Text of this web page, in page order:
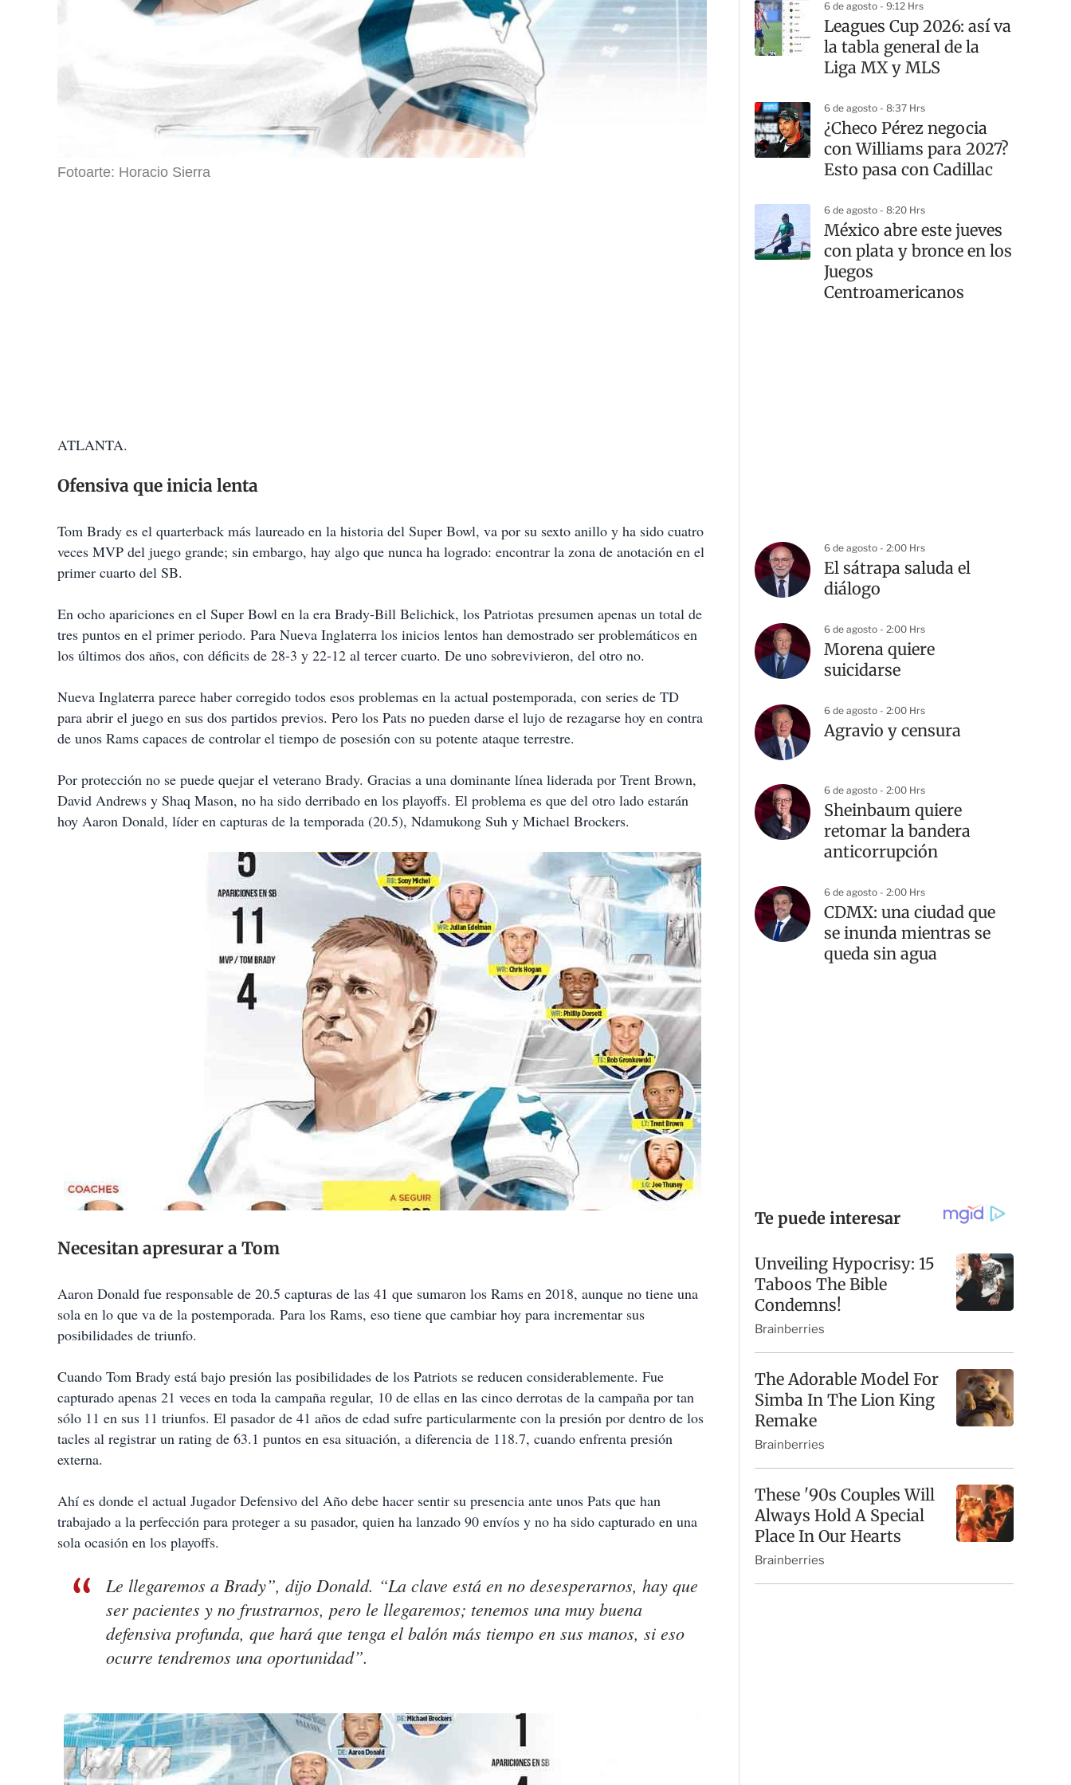
Fotoarte: Horacio Sierra
ATLANTA.
Ofensiva que inicia lenta
Tom Brady es el quarterback más laureado en la historia del Super Bowl, va por su sexto anillo y ha sido cuatro
veces MVP del juego grande; sin embargo, hay algo que nunca ha logrado: encontrar la zona de anotación en el
primer cuarto del SB.
En ocho apariciones en el Super Bowl en la era Brady-Bill Belichick, los Patriotas presumen apenas un total de
tres puntos en el primer periodo. Para Nueva Inglaterra los inicios lentos han demostrado ser problemáticos en
los últimos dos años, con déficits de 28-3 y 22-12 al tercer cuarto. De uno sobrevivieron, del otro no.
Nueva Inglaterra parece haber corregido todos esos problemas en la actual postemporada, con series de TD
para abrir el juego en sus dos partidos previos. Pero los Pats no pueden darse el lujo de rezagarse hoy en contra
de unos Rams capaces de controlar el tiempo de posesión con su potente ataque terrestre.
Por protección no se puede quejar el veterano Brady. Gracias a una dominante línea liderada por Trent Brown,
David Andrews y Shaq Mason, no ha sido derribado en los playoffs. El problema es que del otro lado estarán
hoy Aaron Donald, líder en capturas de la temporada (20.5), Ndamukong Suh y Michael Brockers.
Necesitan apresurar a Tom
Aaron Donald fue responsable de 20.5 capturas de las 41 que sumaron los Rams en 2018, aunque no tiene una
sola en lo que va de la postemporada. Para los Rams, eso tiene que cambiar hoy para incrementar sus
posibilidades de triunfo.
Cuando Tom Brady está bajo presión las posibilidades de los Patriots se reducen considerablemente. Fue
capturado apenas 21 veces en toda la campaña regular, 10 de ellas en las cinco derrotas de la campaña por tan
sólo 11 en sus 11 triunfos. El pasador de 41 años de edad sufre particularmente con la presión por dentro de los
tacles al registrar un rating de 63.1 puntos en esa situación, a diferencia de 118.7, cuando enfrenta presión
externa.
Ahí es donde el actual Jugador Defensivo del Año debe hacer sentir su presencia ante unos Pats que han
trabajado a la perfección para proteger a su pasador, quien ha lanzado 90 envíos y no ha sido capturado en una
sola ocasión en los playoffs.
Le llegaremos a Brady”, dijo Donald. “La clave está en no desesperarnos, hay que
ser pacientes y no frustrarnos, pero le llegaremos; tenemos una muy buena
defensiva profunda, que hará que tenga el balón más tiempo en sus manos, si eso
ocurre tendremos una oportunidad”.
6 de agosto - 9:12 Hrs
Leagues Cup 2026: así va
la tabla general de la
Liga MX y MLS
6 de agosto - 8:37 Hrs
¿Checo Pérez negocia
con Williams para 2027?
Esto pasa con Cadillac
6 de agosto - 8:20 Hrs
México abre este jueves
con plata y bronce en los
Juegos
Centroamericanos
6 de agosto - 2:00 Hrs
El sátrapa saluda el
diálogo
6 de agosto - 2:00 Hrs
Morena quiere
suicidarse
6 de agosto - 2:00 Hrs
Agravio y censura
6 de agosto - 2:00 Hrs
Sheinbaum quiere
retomar la bandera
anticorrupción
6 de agosto - 2:00 Hrs
CDMX: una ciudad que
se inunda mientras se
queda sin agua